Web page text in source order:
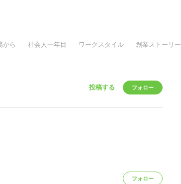
から 社会人一年目 ワークスタイル 創業ストーリー
投稿する フォロー
フォロー